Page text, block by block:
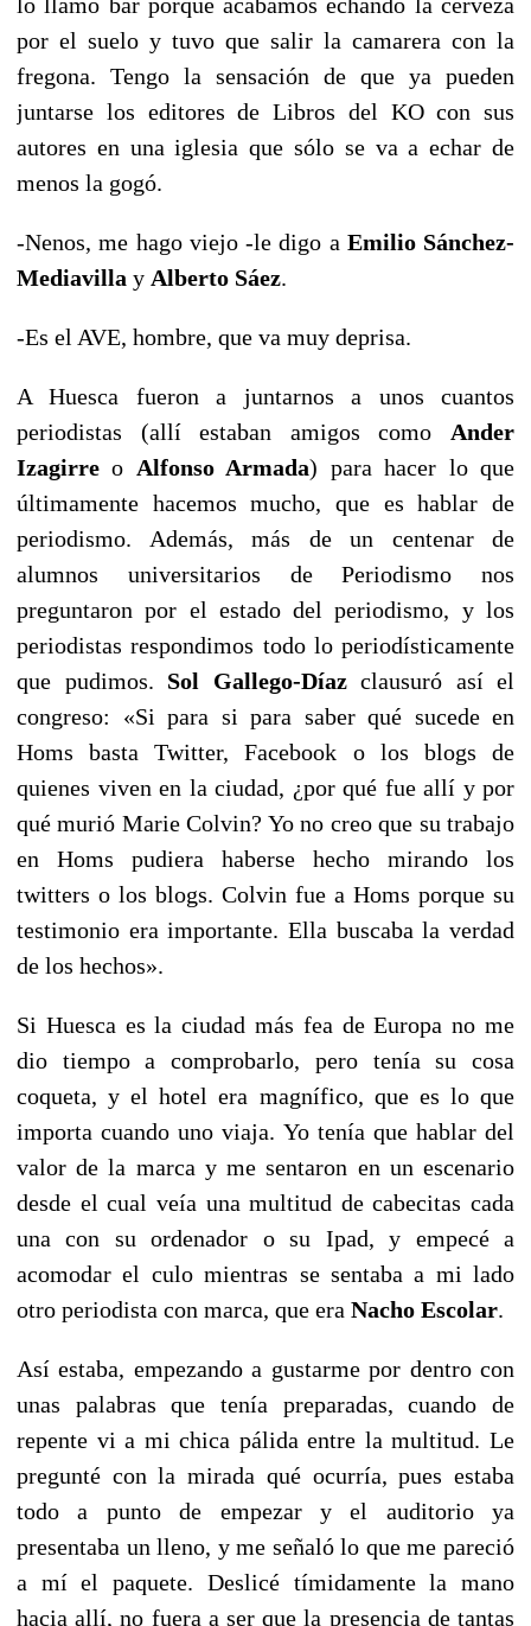
por el suelo y tuvo que salir la camarera con la
fregona. Tengo la sensación de que ya pueden
juntarse los editores de Libros del KO con sus
autores en una iglesia que sólo se va a echar de
menos la gogó.
-Nenos, me hago viejo -le digo a Emilio Sánchez-
Mediavilla y Alberto Sáez.
-Es el AVE, hombre, que va muy deprisa.
A Huesca fueron a juntarnos a unos cuantos
periodistas (allí estaban amigos como Ander
Izagirre o Alfonso Armada) para hacer lo que
últimamente hacemos mucho, que es hablar de
periodismo. Además, más de un centenar de
alumnos universitarios de Periodismo nos
preguntaron por el estado del periodismo, y los
periodistas respondimos todo lo periodísticamente
que pudimos. Sol Gallego-Díazclausuró así el
congreso: «Si para si para saber qué sucede en
Homs basta Twitter, Facebook o los blogs de
quienes viven en la ciudad, ¿por qué fue allí y por
qué murió Marie Colvin? Yo no creo que su trabajo
en Homs pudiera haberse hecho mirando los
twitters o los blogs. Colvin fue a Homs porque su
testimonio era importante. Ella buscaba la verdad
de los hechos».
Si Huesca es la ciudad más fea de Europa no me
dio tiempo a comprobarlo, pero tenía su cosa
coqueta, y el hotel era magnífico, que es lo que
importa cuando uno viaja. Yo tenía que hablar del
valor de la marca y me sentaron en un escenario
desde el cual veía una multitud de cabecitas cada
una con su ordenador o su Ipad, y empecé a
acomodar el culo mientras se sentaba a mi lado
otro periodista con marca, que era Nacho Escolar.
Así estaba, empezando a gustarme por dentro con
unas palabras que tenía preparadas, cuando de
repente vi a mi chica pálida entre la multitud. Le
pregunté con la mirada qué ocurría, pues estaba
todo a punto de empezar y el auditorio ya
presentaba un lleno, y me señaló lo que me pareció
a mí el paquete. Deslicé tímidamente la mano
hacia allí, no fuera a ser que la presencia de tantas